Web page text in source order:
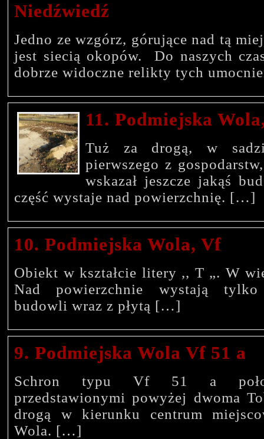
Niedźwiedź
Jedno ze wzgórz, górujące nad tą
jest siecią okopów. Do naszych
dobrze widoczne relikty tych
11. Podmiejska
Tuż za drogą, w
pierwszego z
wskazał jeszcze jakąś
część wystaje nad powierzchnię. […]
10. Podmiejska Wola, Vf
Obiekt w kształcie litery ,, T „. W
Nad powierzchnie wystają
budowli wraz z płytą […]
9. Podmiejska Wola Vf 51 a
Schron typu Vf 51 a
przedstawionymi powyżej dwoma
drogą w kierunku centrum
Wola. […]